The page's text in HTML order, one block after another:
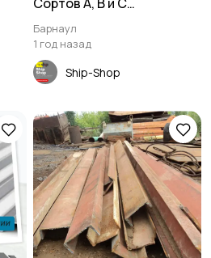
(некондиция) длиной 2
метра.
Барнаул
1 год назад
Ship-Shop